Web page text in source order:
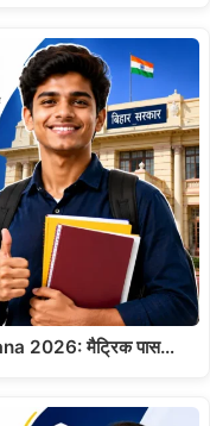
2026: मैट्रिक पास…